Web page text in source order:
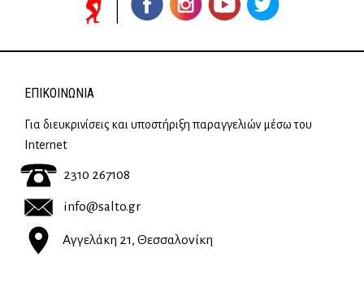
ΕΠΙΚΟΙΝΩΝΊΑ
Για διευκρινίσεις και υποστήριξη παραγγελιών μέσω του
Internet
2310 267108
info@salto.gr
Αγγελάκη 21, Θεσσαλονίκη